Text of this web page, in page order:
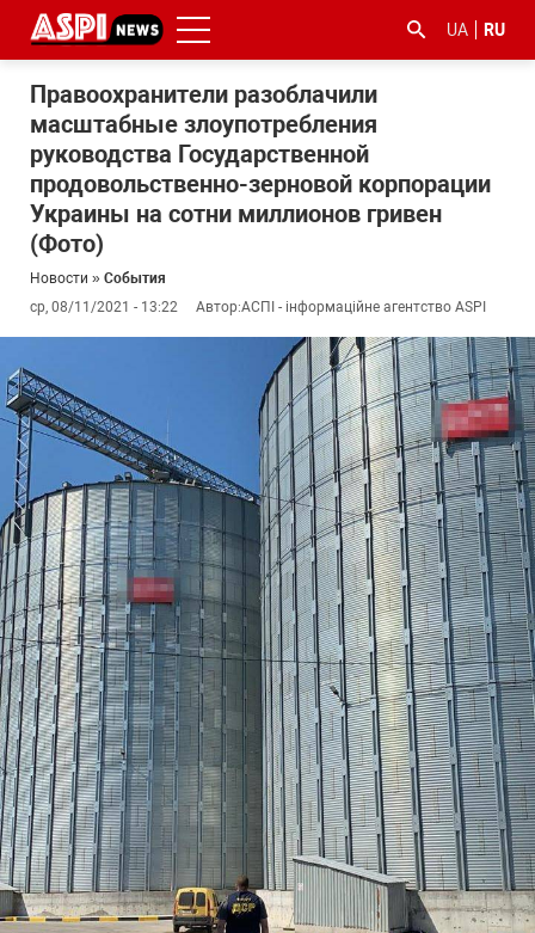
UA RU
Правоохранители разоблачили
масштабные злоупотребления
руководства Государственной
продовольственно-зерновой корпорации
Украины на сотни миллионов гривен
(Фото)
Новости » События
ср, 08/11/2021 - 13:22
Автор:АСПІ - інформаційне агентство ASPI
#ООС
#боротьба
корупцією